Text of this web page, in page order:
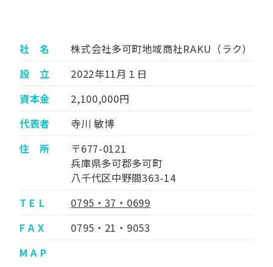
社 名
株式会社多可町地域商社RAKU（ラク）
設 立
2022年11月１日
資本金
2,100,000円
代表者
寺川 敏博
住 所
〒677-0121
兵庫県多可郡多可町
八千代区中野間363-14
T E L
0795・37・0699
F A X
0795・21・9053
M A P